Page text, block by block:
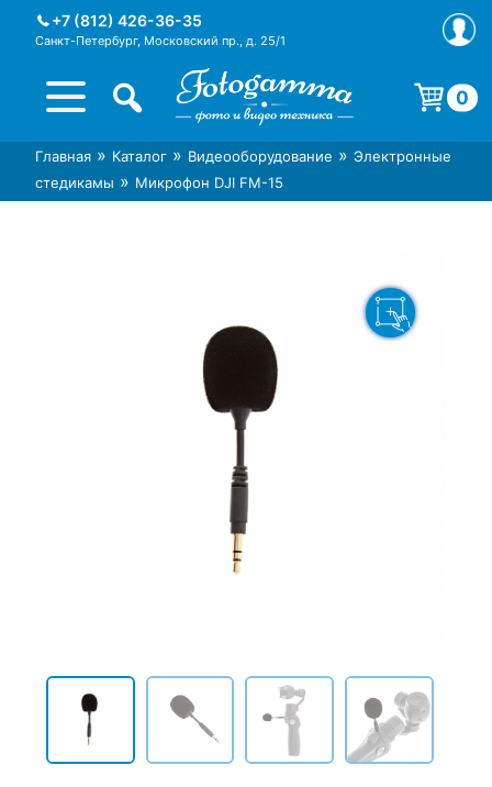
+7 (812) 426-36-35
Санкт-Петербург, Московский пр., д. 25/1
Интернет-магазин фототехники
Foto-Gamma в СПб
Магазин фотоаксессуаров foto-
gamma.ru
0
Корзина пуста.
Главная » Каталог » Видеооборудование » Электронные
стедикамы » Микрофон DJI FM-15